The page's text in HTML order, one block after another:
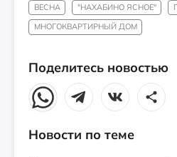
ВЕСНА
"НАХАБИНО ЯСНОЕ"
МНОГОКВАРТИРНЫЙ ДОМ
Поделитесь новостью
Новости по теме